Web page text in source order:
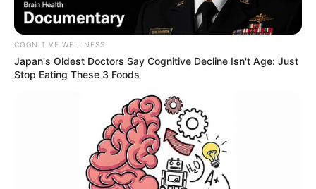
COGNITIVE WELLNESS
Japan's Oldest Doctors Say Cognitive Decline Isn't Age: Just
Stop Eating These 3 Foods